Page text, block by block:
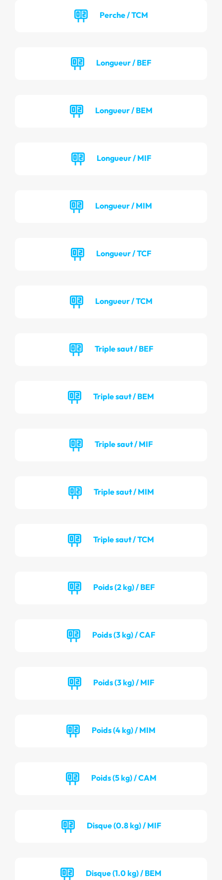
Perche / TCM
Longueur / BEF
Longueur / BEM
Longueur / MIF
Longueur / MIM
Longueur / TCF
Longueur / TCM
Triple saut / BEF
Triple saut / BEM
Triple saut / MIF
Triple saut / MIM
Triple saut / TCM
Poids (2 kg) / BEF
Poids (3 kg) / CAF
Poids (3 kg) / MIF
Poids (4 kg) / MIM
Poids (5 kg) / CAM
Disque (0.8 kg) / MIF
Disque (1.0 kg) / BEM